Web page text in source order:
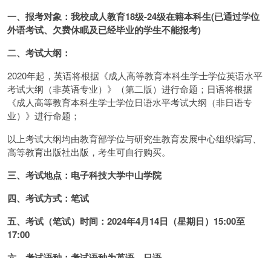
一、报考对象： 我校成人教育18级-24级在籍本科生(已通过学位
外语考试、欠费休眠及已经毕业的学生不能报考)
二、考试大纲：
2020年起，英语将根据《成人高等教育本科生学士学位英语水平
考试大纲（非英语专业）》（第二版）进行命题；日语将根据
《成人高等教育本科生学士学位日语水平考试大纲（非日语专
业）》进行命题；
以上考试大纲均由教育部学位与研究生教育发展中心组织编写、
高等教育出版社出版，考生可自行购买。
三、考试地点： 电子科技大学中山学院
四、考试方式： 笔试
五、考试（笔试）时间： 2024年4月14日（星期日）15:00至
17:00